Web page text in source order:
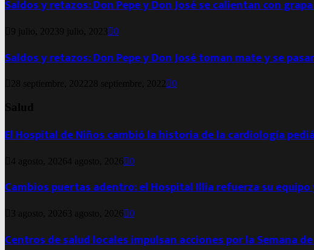
Saldos y retazos: Don Pepe y Don José se calientan con
9 julio, 20239 julio, 2023 0
Saldos y retazos: Don Pepe y Don José toman mate y se
28 septiembre, 202228 septiembre, 2022 0
Salud
El Hospital de Niños cambió la historia de la cardiología
4 agosto, 20264 agosto, 2026 0
Cambios puertas adentro: el Hospital Illia refuerza su
3 agosto, 2026 3 agosto, 2026 0
Centros de salud locales impulsan acciones por la Semana